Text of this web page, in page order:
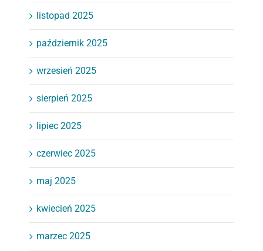
listopad 2025
październik 2025
wrzesień 2025
sierpień 2025
lipiec 2025
czerwiec 2025
maj 2025
kwiecień 2025
marzec 2025